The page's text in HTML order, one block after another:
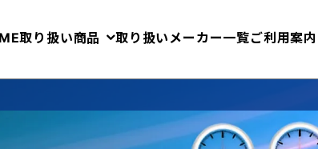
取り扱い商品 取り扱いメーカー一覧ご利用案内